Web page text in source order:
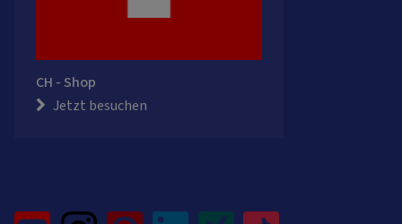
CH - Shop
Jetzt besuchen